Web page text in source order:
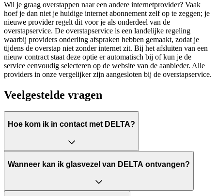
Wil je graag overstappen naar een andere internetprovider? Vaak
hoef je dan niet je huidige internet abonnement zelf op te zeggen; je
nieuwe provider regelt dit voor je als onderdeel van de
overstapservice. De overstapservice is een landelijke regeling
waarbij providers onderling afspraken hebben gemaakt, zodat je
tijdens de overstap niet zonder internet zit. Bij het afsluiten van een
nieuw contract staat deze optie er automatisch bij of kun je de
service eenvoudig selecteren op de website van de aanbieder. Alle
providers in onze vergelijker zijn aangesloten bij de overstapservice.
Veelgestelde vragen
Hoe kom ik in contact met DELTA?
Wanneer kan ik glasvezel van DELTA ontvangen?